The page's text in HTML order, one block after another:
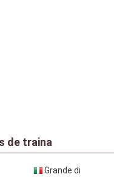
de traina
Grande di